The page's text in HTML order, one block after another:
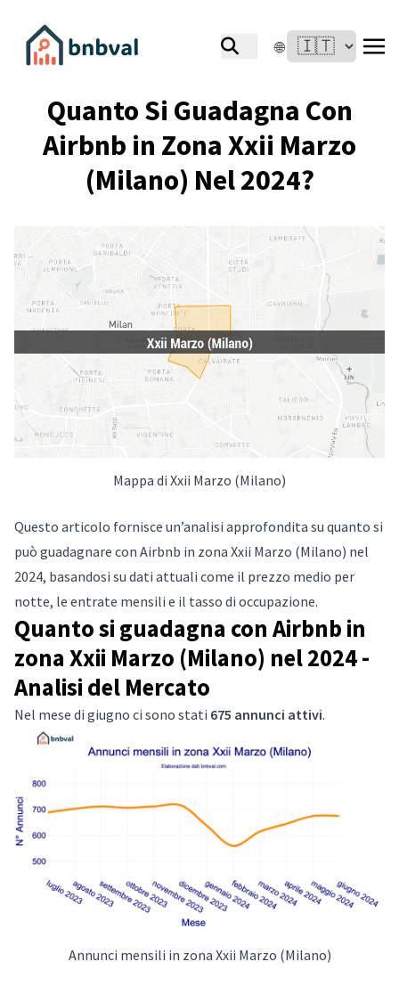
🌐
Quanto Si Guadagna Con
Airbnb in Zona Xxii Marzo
(Milano) Nel 2024?
Mappa di Xxii Marzo (Milano)
Questo articolo fornisce un’analisi approfondita su quanto si
può guadagnare con Airbnb in zona Xxii Marzo (Milano) nel
2024, basandosi su dati attuali come il prezzo medio per
notte, le entrate mensili e il tasso di occupazione.
Quanto si guadagna con Airbnb in
zona Xxii Marzo (Milano) nel 2024 -
Analisi del Mercato
Nel mese di giugno ci sono stati 675 annunci attivi.
Annunci mensili in zona Xxii Marzo (Milano)